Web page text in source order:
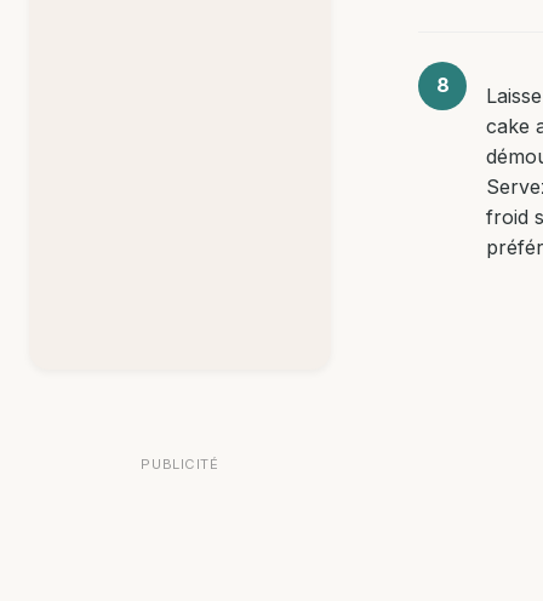
PUBLICITÉ
cake
froid